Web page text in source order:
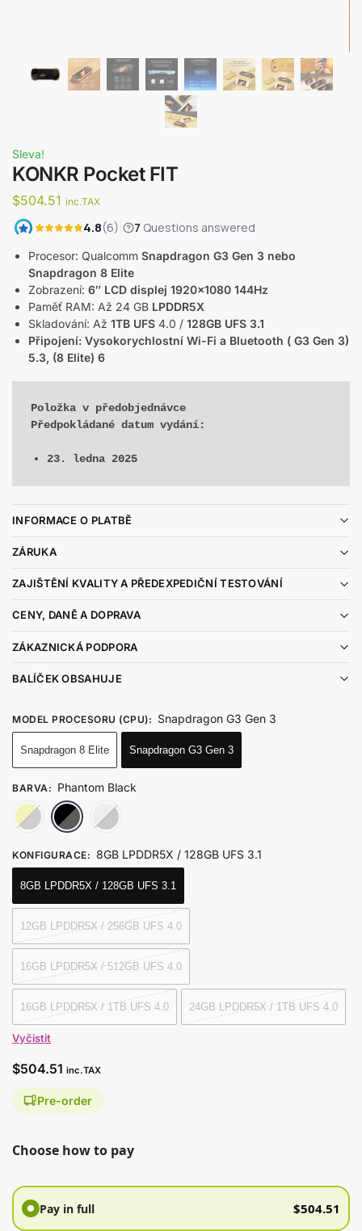
Sleva!
KONKR Pocket FIT
$504.51 inc.TAX
Procesor: Qualcomm Snapdragon G3 Gen 3 nebo
Snapdragon 8 Elite
Zobrazení: 6″ LCD displej 1920×1080 144Hz
Paměť RAM: Až 24 GB LPDDR5X
Skladování: Až 1TB UFS 4.0 / 128GB UFS 3.1
Připojení: Vysokorychlostní Wi-Fi a Bluetooth ( G3 Gen 3)
5.3, (8 Elite) 6
Položka v předobjednávce
23. ledna 2025
INFORMACE O PLATBĚ
ZÁRUKA
ZAJIŠTĚNÍ KVALITY A PŘEDEXPEDIČNÍ TESTOVÁNÍ
CENY, DANĚ A DOPRAVA
ZÁKAZNICKÁ PODPORA
BALÍČEK OBSAHUJE
MODEL PROCESORU (CPU): Snapdragon G3 Gen 3
Snapdragon 8 Elite Snapdragon G3 Gen 3
BARVA: Phantom Black
Dragon Yellow
KONFIGURACE: 8GB LPDDR5X / 128GB UFS 3.1
8GB LPDDR5X / 128GB UFS 3.1
12GB LPDDR5X / 256GB UFS 4.0
16GB LPDDR5X / 512GB UFS 4.0
16GB LPDDR5X / 1TB UFS 4.0 24GB LPDDR5X / 1TB UFS 4.0
Vyčistit
$504.51 inc.TAX
Pre-order
Choose how to pay
Pay in full $504.51